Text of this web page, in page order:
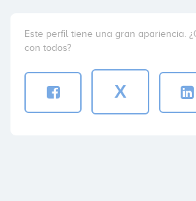
Este perfil tiene una gran apariencia.
con todos?
X